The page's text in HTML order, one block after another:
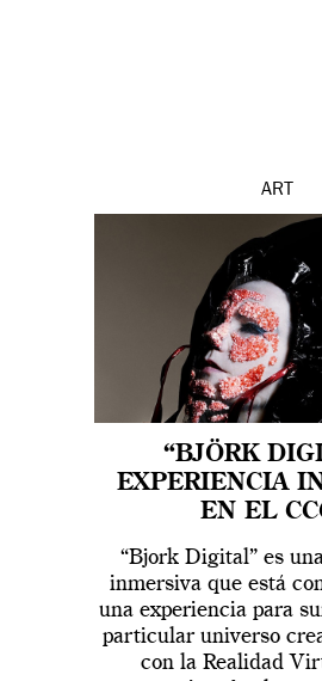
ART
“BJÖRK
EXPERIENCIA
EN EL
“Bjork Digital” es
inmersiva que está
una experiencia para
particular universo
con la Realidad